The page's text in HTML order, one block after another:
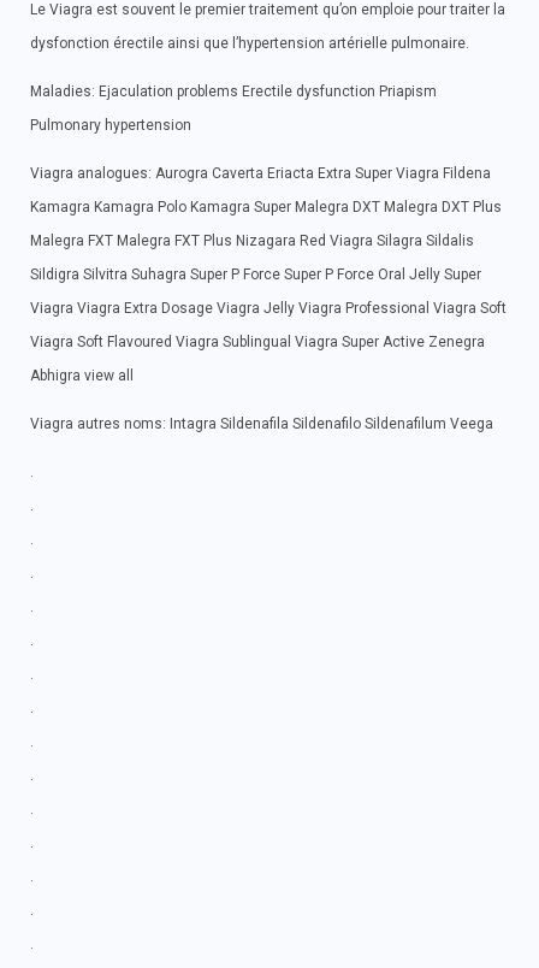
Le Viagra est souvent le premier traitement qu’on emploie pour traiter la
dysfonction érectile ainsi que l’hypertension artérielle pulmonaire.
Maladies: Ejaculation problems Erectile dysfunction Priapism
Pulmonary hypertension
Viagra analogues: Aurogra Caverta Eriacta Extra Super Viagra Fildena
Kamagra Kamagra Polo Kamagra Super Malegra DXT Malegra DXT Plus
Malegra FXT Malegra FXT Plus Nizagara Red Viagra Silagra Sildalis
Sildigra Silvitra Suhagra Super P Force Super P Force Oral Jelly Super
Viagra Viagra Extra Dosage Viagra Jelly Viagra Professional Viagra Soft
Viagra Soft Flavoured Viagra Sublingual Viagra Super Active Zenegra
Abhigra view all
Viagra autres noms: Intagra Sildenafila Sildenafilo Sildenafilum Veega
.
.
.
.
.
.
.
.
.
.
.
.
.
.
.